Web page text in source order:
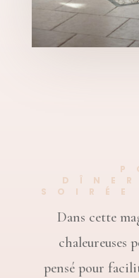
Dans cette
chaleureuses
pensé pour